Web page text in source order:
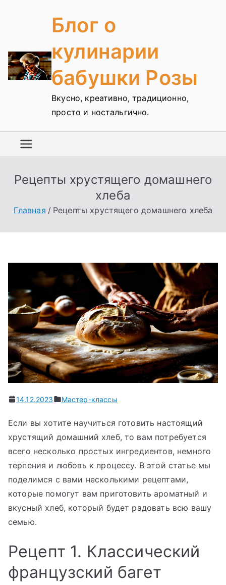
содержимомуБлог о
кулинарии
бабушки Розы
Вкусно, креативно, традиционно,
просто и ностальгично.
Рецепты хрустящего домашнего
хлеба
Главная Рецепты хрустящего домашнего хлеба
14.12.2023 Мастер-классы
Если вы хотите научиться готовить настоящий
хрустящий домашний хлеб, то вам потребуется
всего несколько простых ингредиентов, немного
терпения и любовь к процессу. В этой статье мы
поделимся с вами несколькими рецептами,
которые помогут вам приготовить ароматный и
вкусный хлеб, который будет радовать всю вашу
семью.
Рецепт 1. Классический
французский багет